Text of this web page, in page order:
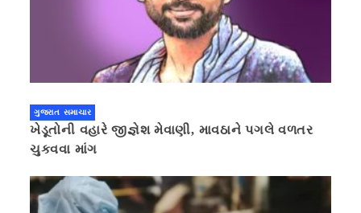
ગુજરાત સમાચાર
ખેડૂતોની વહારે જીજ્ઞેશ મેવાણી, માવઠાને પગલે વળતર
ચુકવવા માંગ